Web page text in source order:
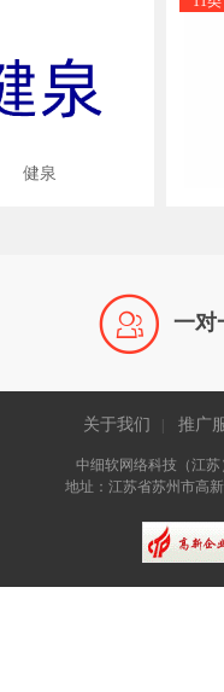
健泉
 一对
关于我们 推广
中细软网络科技（江
地址：江苏省苏州市高